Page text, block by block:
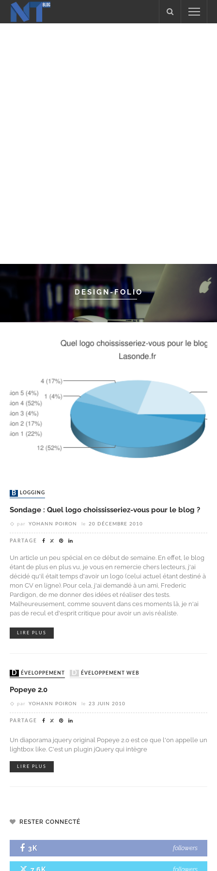
DESIGN-FOLIO
BLOGGING
Sondage : Quel logo choississeriez-vous pour le blog ?
par YOHANN POIRON le 20 DÉCEMBRE 2010
PARTAGE
Un article un peu spécial en ce début de semaine. En effet, le blog
étant de plus en plus vu, je vous en remercie chers lecteurs, j'ai
décidé qu'il était temps d'avoir un logo (celui actuel étant destiné à
mon CV en ligne). Pour cela, j'ai demandé à un ami, Frederic
Pardigon , de me donner des idées et réaliser des tests.
Malheureusement, comme souvent dans ces moments là, je n'ai
pas de recul et d'esprit critique pour avoir un avis réaliste.
LIRE PLUS
DÉVELOPPEMENT DÉVELOPPEMENT WEB
Popeye 2.0
par YOHANN POIRON le 23 JUIN 2010
PARTAGE
Un diaporama jquery original Popeye 2.0 est ce que l'on appelle un
lightbox like. C'est un plugin jQuery qui intègre
LIRE PLUS
RESTER CONNECTÉ
3K followers
followers